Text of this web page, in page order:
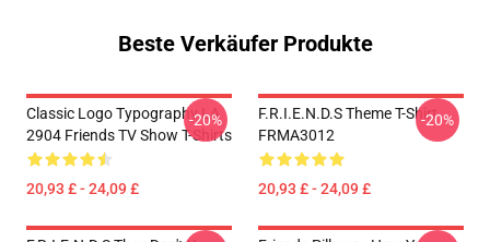
Beste Verkäufer Produkte
Classic Logo Typography LA
2904 Friends TV Show T-Shirts
20,93 £ - 24,09 £
-20%
F.R.I.E.N.D.S Theme T-Shirt
FRMA3012
20,93 £ - 24,09 £
-20%